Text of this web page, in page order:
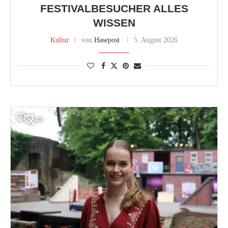
FESTIVALBESUCHER ALLES
WISSEN
Kultur von Hasepost 5. August 2026
29